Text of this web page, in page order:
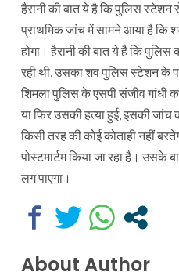
हैरानी की बात ये है कि पुलिस स्टेशन
प्राथमिक जांच में सामने आया है कि
होगा। हैरानी की बात ये है कि
रही थी, उसका शव पुलिस स्टेशन के
शिमला पुलिस के एसपी संजीव गांधी
या फिर उसकी हत्या हुई, इसकी जांच
किसी तरह की कोई कोताही नहीं
पोस्टमार्टम किया जा रहा है। उसके
लग पाएगा।
About Author